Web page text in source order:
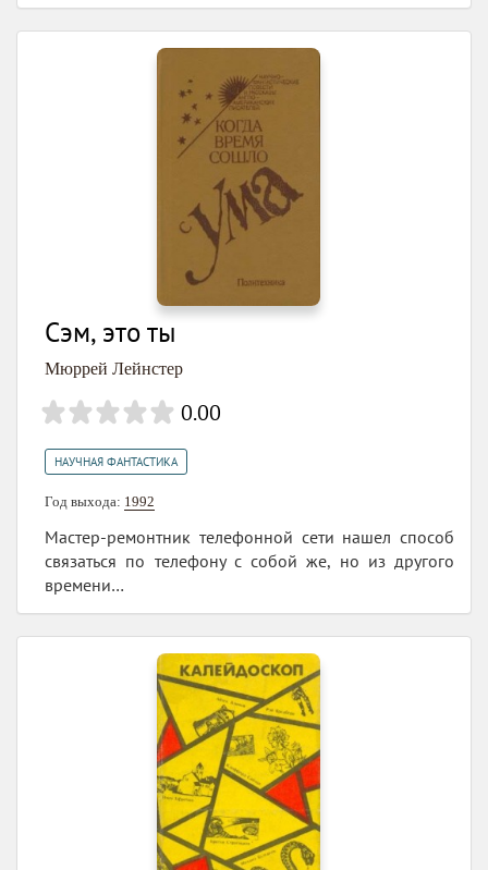
Сэм, это ты
Мюррей Лейнстер
0.00
НАУЧНАЯ ФАНТАСТИКА
Год выхода: 1992
Мастер-ремонтник телефонной сети нашел способ
связаться по телефону с собой же, но из другого
времени…